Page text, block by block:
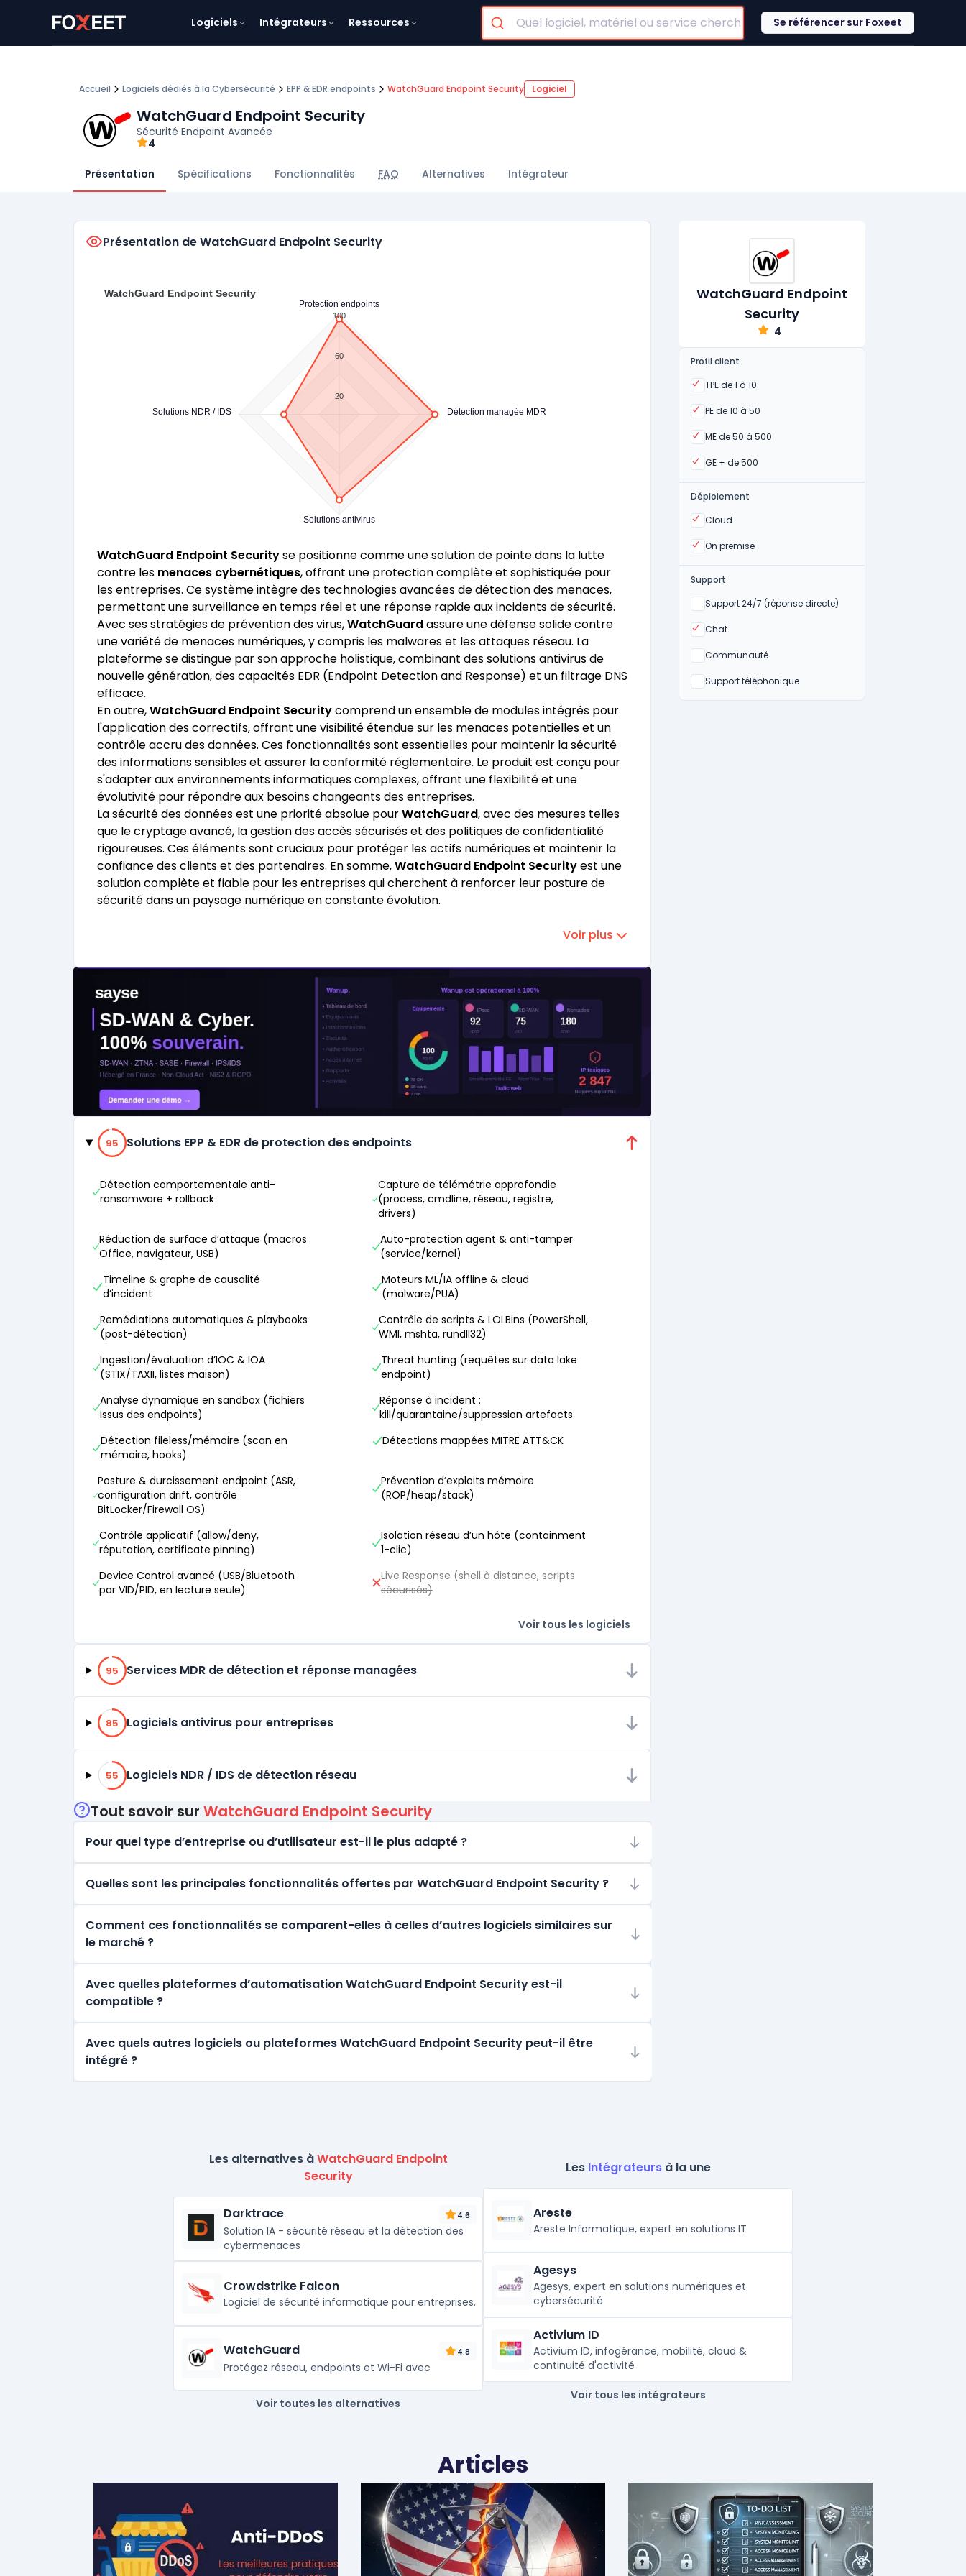
Logiciels Intégrateurs Ressources Se référencer sur Foxeet
Accueil Logiciels dédiés à la Cybersécurité EPP & EDR endpoints WatchGuard Endpoint Security Logiciel
WatchGuard Endpoint Security
Sécurité Endpoint Avancée
4
Présentation Spécifications Fonctionnalités FAQ Alternatives Intégrateur
WatchGuard Endpoint
Security
4
Profil client
TPE de 1 à 10
Oui
PE de 10 à 50
Oui
ME de 50 à 500
Oui
GE + de 500
Oui
Déploiement
Cloud
Oui
On premise
Oui
Support
Support 24/7 (réponse directe)
Non
Chat
Oui
Communauté
Non
Support téléphonique
Non
Présentation de WatchGuard Endpoint Security
Protection endpoints
Détection managée MDR
Solutions antivirus
Solutions NDR / IDS
100
60
20
WatchGuard Endpoint Security
WatchGuard Endpoint Securityse positionne comme une solution de pointe dans la lutte
contre les menaces cybernétiques, offrant une protection complète et sophistiquée pour
les entreprises. Ce système intègre des technologies avancées de détection des menaces,
permettant une surveillance en temps réel et une réponse rapide aux incidents de sécurité.
Avec ses stratégies de prévention des virus,WatchGuardassure une défense solide contre
une variété de menaces numériques, y compris les malwares et les attaques réseau. La
plateforme se distingue par son approche holistique, combinant des solutions antivirus de
nouvelle génération, des capacités EDR (Endpoint Detection and Response) et un filtrage DNS
efficace.
En outre,WatchGuard Endpoint Securitycomprend un ensemble de modules intégrés pour
l'application des correctifs, offrant une visibilité étendue sur les menaces potentielles et un
contrôle accru des données. Ces fonctionnalités sont essentielles pour maintenir la sécurité
des informations sensibles et assurer la conformité réglementaire. Le produit est conçu pour
s'adapter aux environnements informatiques complexes, offrant une flexibilité et une
évolutivité pour répondre aux besoins changeants des entreprises.
La sécurité des données est une priorité absolue pourWatchGuard, avec des mesures telles
que le cryptage avancé, la gestion des accès sécurisés et des politiques de confidentialité
rigoureuses. Ces éléments sont cruciaux pour protéger les actifs numériques et maintenir la
confiance des clients et des partenaires. En somme,WatchGuard Endpoint Securityest une
solution complète et fiable pour les entreprises qui cherchent à renforcer leur posture de
sécurité dans un paysage numérique en constante évolution.
Voir plus
Catégories
95% de compatibilité
95 Solutions EPP & EDR de protection des endpoints
Détection comportementale anti-
ransomware + rollback
Capture de télémétrie approfondie
(process, cmdline, réseau, registre,
drivers)
Réduction de surface d’attaque (macros
Office, navigateur, USB)
Auto-protection agent & anti-tamper
(service/kernel)
Timeline & graphe de causalité
d’incident
Moteurs ML/IA offline & cloud
(malware/PUA)
Remédiations automatiques & playbooks
(post-détection)
Contrôle de scripts & LOLBins (PowerShell,
WMI, mshta, rundll32)
Ingestion/évaluation d’IOC & IOA
(STIX/TAXII, listes maison)
Threat hunting (requêtes sur data lake
endpoint)
Analyse dynamique en sandbox (fichiers
issus des endpoints)
Réponse à incident :
kill/quarantaine/suppression artefacts
Détection fileless/mémoire (scan en
mémoire, hooks)
Détections mappées MITRE ATT&CK
Posture & durcissement endpoint (ASR,
configuration drift, contrôle
BitLocker/Firewall OS)
Prévention d’exploits mémoire
(ROP/heap/stack)
Contrôle applicatif (allow/deny,
réputation, certificate pinning)
Isolation réseau d’un hôte (containment
1-clic)
Device Control avancé (USB/Bluetooth
par VID/PID, en lecture seule)
Live Response (shell à distance, scripts
sécurisés)
Voir tous les logiciels
95% de compatibilité
95 Services MDR de détection et réponse managées
85% de compatibilité
85 Logiciels antivirus pour entreprises
55% de compatibilité
55 Logiciels NDR / IDS de détection réseau
Tout savoir sur WatchGuard Endpoint Security
Pour quel type d’entreprise ou d’utilisateur est-il le plus adapté ?
Quelles sont les principales fonctionnalités offertes par WatchGuard Endpoint Security ?
Comment ces fonctionnalités se comparent-elles à celles d’autres logiciels similaires sur
le marché ?
Avec quelles plateformes d’automatisation WatchGuard Endpoint Security est-il
compatible ?
Avec quels autres logiciels ou plateformes WatchGuard Endpoint Security peut-il être
intégré ?
Les alternatives àWatchGuard Endpoint
Security
Darktrace 4.6
Solution IA - sécurité réseau et la détection des
cybermenaces
Crowdstrike Falcon
Logiciel de sécurité informatique pour entreprises.
WatchGuard 4.8
Protégez réseau, endpoints et Wi-Fi avec
Voir toutes les alternatives
Les Intégrateursà la une
Areste
Areste Informatique, expert en solutions IT
Agesys
Agesys, expert en solutions numériques et
cybersécurité
Activium ID
Activium ID, infogérance, mobilité, cloud &
continuité d'activité
Voir tous les intégrateurs
Articles